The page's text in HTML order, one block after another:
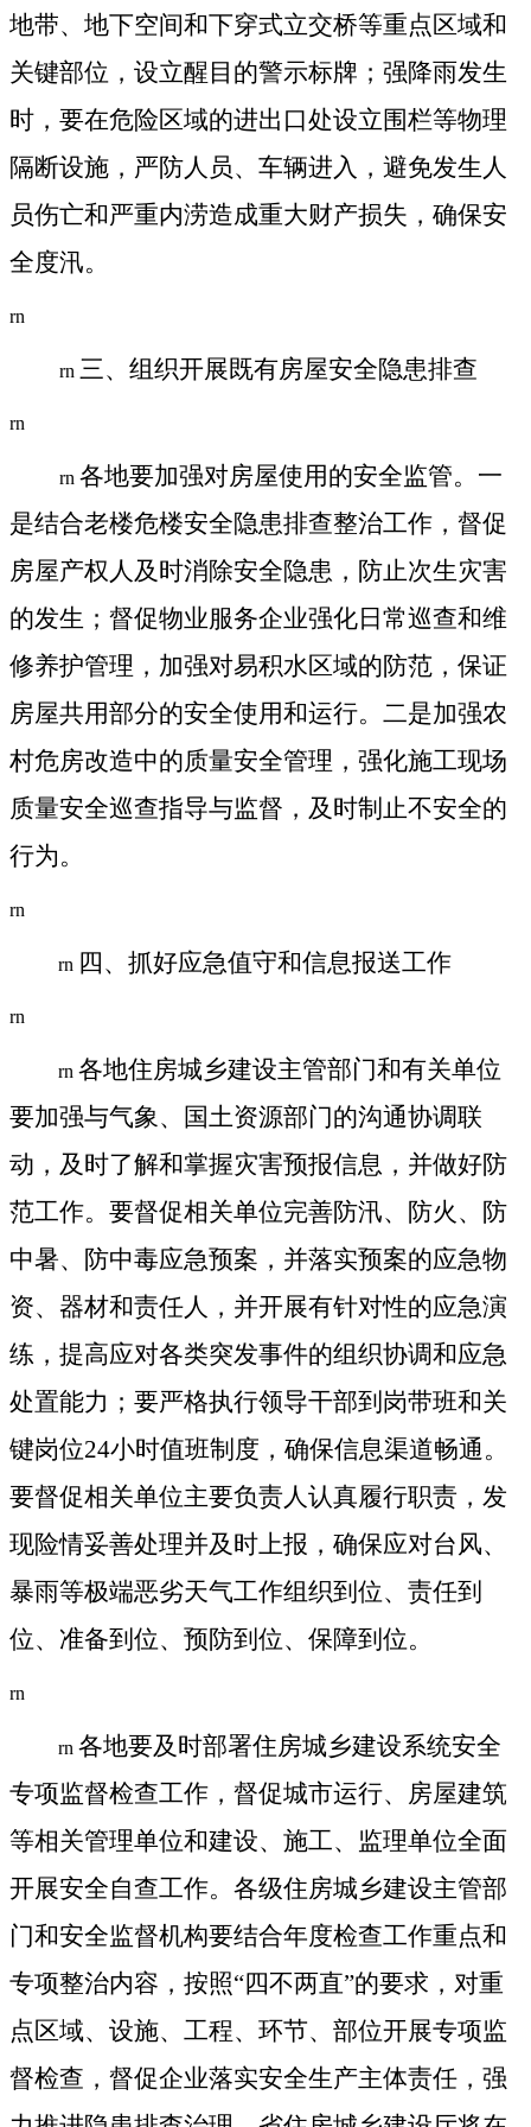
地带、地下空间和下穿式立交桥等重点区域和
关键部位，设立醒目的警示标牌；强降雨发生
时，要在危险区域的进出口处设立围栏等物理
隔断设施，严防人员、车辆进入，避免发生人
员伤亡和严重内涝造成重大财产损失，确保安
全度汛。
rn
rn 三、 组织开展既有房屋安全隐患排查
rn
rn 各地要加强对房屋使用的安全监管。一
是结合老楼危楼安全隐患排查整治工作，督促
房屋产权人及时消除安全隐患，防止次生灾害
的发生；督促物业服务企业强化日常巡查和维
修养护管理，加强对易积水区域的防范，保证
房屋共用部分的安全使用和运行。二是加强农
村危房改造中的质量安全管理，强化施工现场
质量安全巡查指导与监督，及时制止不安全的
行为。
rn
rn 四、抓好应急值守和信息报送工作
rn
rn 各地住房城乡建设主管部门和有关单位
要加强与气象、国土资源部门的沟通协调联
动，及时了解和掌握灾害预报信息，并做好防
范工作。要督促相关单位完善防汛、防火、防
中暑、防中毒应急预案，并落实预案的应急物
资、器材和责任人，并开展有针对性的应急演
练，提高应对各类突发事件的组织协调和应急
处置能力；要严格执行领导干部到岗带班和关
键岗位24小时值班制度，确保信息渠道畅通。
要督促相关单位主要负责人认真履行职责，发
现险情妥善处理并及时上报，确保应对台风、
暴雨等极端恶劣天气工作组织到位、责任到
位、准备到位、预防到位、保障到位。
rn
rn 各地要及时部署住房城乡建设系统安全
专项监督检查工作，督促城市运行、房屋建筑
等相关管理单位和建设、施工、监理单位全面
开展安全自查工作。各级住房城乡建设主管部
门和安全监督机构要结合年度检查工作重点和
专项整治内容，按照“四不两直”的要求，对重
点区域、设施、工程、环节、部位开展专项监
督检查，督促企业落实安全生产主体责任，强